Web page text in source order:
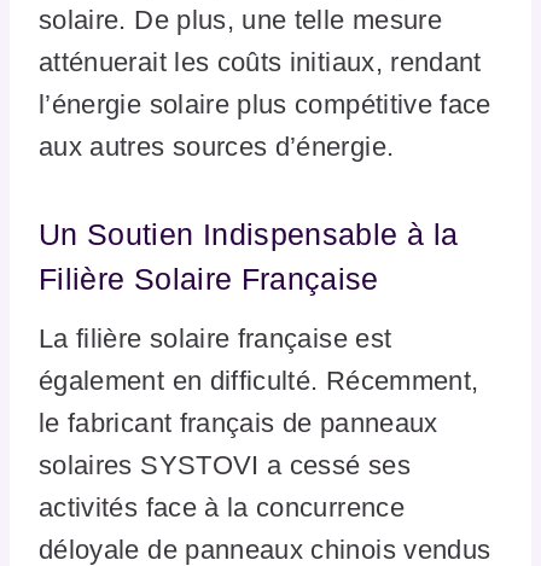
solaire. De plus, une telle mesure
atténuerait les coûts initiaux, rendant
l’énergie solaire plus compétitive face
aux autres sources d’énergie.
Un Soutien Indispensable à la
Filière Solaire Française
La filière solaire française est
également en difficulté. Récemment,
le fabricant français de panneaux
solaires SYSTOVI a cessé ses
activités face à la concurrence
déloyale de panneaux chinois vendus